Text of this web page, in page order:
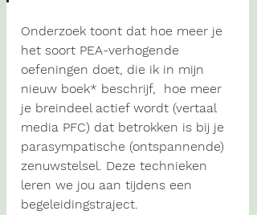
Onderzoek toont dat hoe meer je
het soort PEA-verhogende
oefeningen doet, die ik in mijn
nieuw boek* beschrijf,  hoe meer
je breindeel actief wordt (vertaal
media PFC) dat betrokken is bij je
parasympatische (ontspannende)
zenuwstelsel. Deze technieken
leren we jou aan tijdens een
begeleidingstraject.